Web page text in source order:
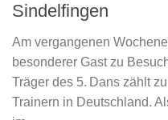
Sindelfingen
Am vergangenen
besonderer Gast zu
Träger des 5. Dans zählt
Trainern in Deutschland.